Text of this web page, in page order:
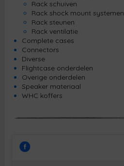
Rack schuiven
Rack shock mount systemen
Rack steunen
Rack ventilatie
Complete cases
Connectors
Diverse
Flightcase onderdelen
Overige onderdelen
Speaker materiaal
WHC koffers